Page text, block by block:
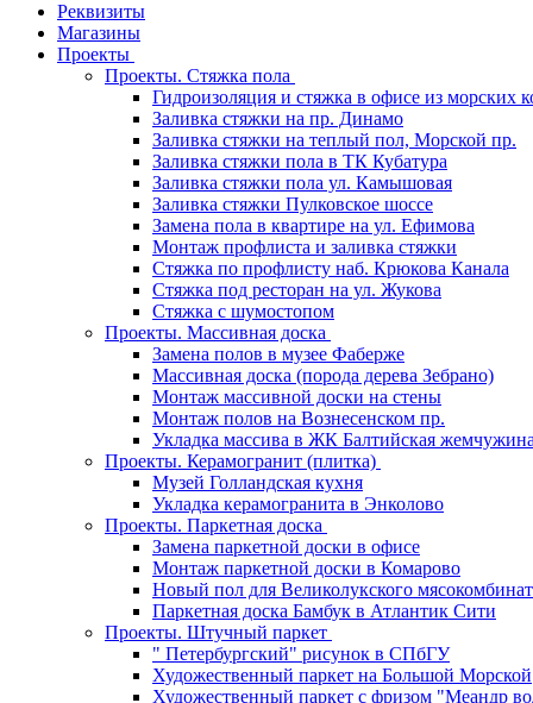
Реквизиты
Магазины
Проекты
Проекты. Стяжка пола
Гидроизоляция и стяжка в офисе из морских
Заливка стяжки на пр. Динамо
Заливка стяжки на теплый пол, Морской пр.
Заливка стяжки пола в ТК Кубатура
Заливка стяжки пола ул. Камышовая
Заливка стяжки Пулковское шоссе
Замена пола в квартире на ул. Ефимова
Монтаж профлиста и заливка стяжки
Стяжка по профлисту наб. Крюкова Канала
Стяжка под ресторан на ул. Жукова
Стяжка с шумостопом
Проекты. Массивная доска
Замена полов в музее Фаберже
Массивная доска (порода дерева Зебрано)
Монтаж массивной доски на стены
Монтаж полов на Вознесенском пр.
Укладка массива в ЖК Балтийская жемчужина
Проекты. Керамогранит (плитка)
Музей Голландская кухня
Укладка керамогранита в Энколово
Проекты. Паркетная доска
Замена паркетной доски в офисе
Монтаж паркетной доски в Комарово
Новый пол для Великолукского
Паркетная доска Бамбук в Атлантик Сити
Проекты. Штучный паркет
" Петербургский" рисунок в СПбГУ
Художественный паркет на Большой Морской
Художественный паркет с фризом "Меандр